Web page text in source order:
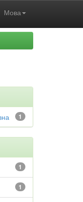
Мова
1
1
1